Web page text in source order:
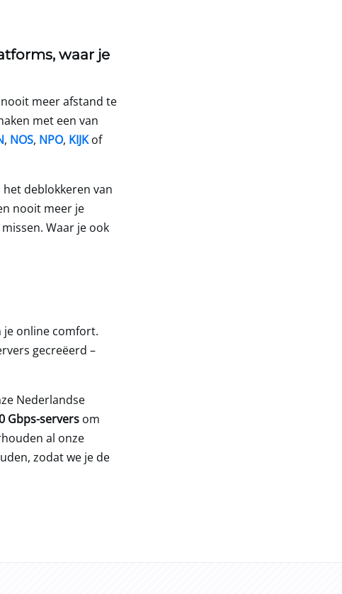
waar je
meer afstand te
met een van
, NOS, NPO, KIJKof
deblokkeren van
nooit meer je
Waar je ook
je online comfort.
gecreëerd –
Nederlandse
Gbps-servers om
al onze
zodat we je de